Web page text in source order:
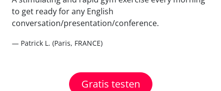
to get ready for any English
conversation/presentation/conference.
— Patrick L. (Paris, FRANCE)
Gratis testen